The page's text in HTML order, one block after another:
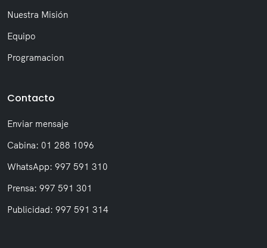
Nuestra Misión
Equipo
Programacion
Contacto
Enviar mensaje
Cabina: 01 288 1096
WhatsApp: 997 591 310
Prensa: 997 591 301
Publicidad: 997 591 314